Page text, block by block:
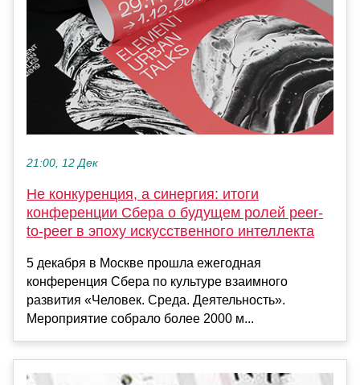
21:00, 12 Дек
Не конкуренция, а синергия: итоги
конференции Сбера о будущем ролей peer-
to-peer в эпоху искусственного интеллекта
5 декабря в Москве прошла ежегодная
конференция Сбера по культуре взаимного
развития «Человек. Среда. Деятельность».
Мероприятие собрало более 2000 м...